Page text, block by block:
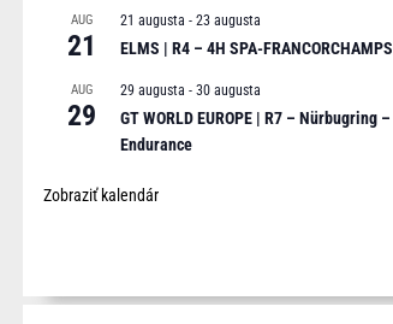
AUG
21
21 augusta - 23 augusta
ELMS | R4 – 4H SPA-FRANCORCHAMPS
AUG
29
29 augusta - 30 augusta
GT WORLD EUROPE | R7 – Nürbugring –
Endurance
Zobraziť kalendár